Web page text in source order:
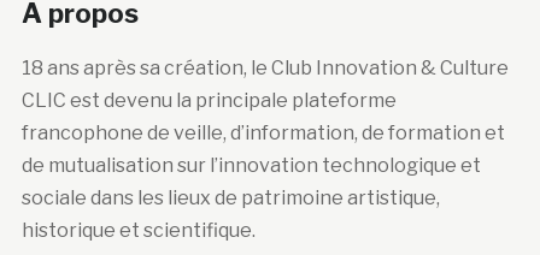
A propos
18 ans après sa création, le Club Innovation & Culture
CLIC est devenu la principale plateforme
francophone de veille, d’information, de formation et
de mutualisation sur l’innovation technologique et
sociale dans les lieux de patrimoine artistique,
historique et scientifique.